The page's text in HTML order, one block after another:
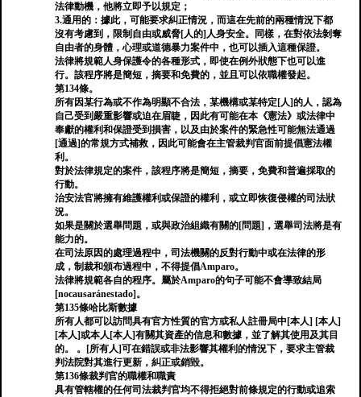
法律動機，他將立即予以規定；
3.通用的：據此，可能要求糾正情況，而這在先前的兩種情況下都
沒有考慮到，限制自由或威脅[人的]人身安全。同樣，在對依法剝奪
自由者的身體，心理或道德暴力案件中，也可以插入這種保證。
法律將規範人身保護令的各種形式，即使在例外狀態下也可以進
行。該程序將是簡短，摘要和免費的，並且可以依職權發起。
第134條。
所有因某行為或不作為明顯不合法，某機構或某特定[人]的人，認為
自己受到嚴重影響或迫在眉睫，因此有可能在本《憲法》或法律中
奉獻的權利和保證受到損害，以及由於案件的緊急性可能無法通過
[通過]的常規方式補救，因此可能會在主管裁判官面前提倡憲法權
利。
對於法律規定的案件，該程序將是簡短，摘要，免費和普遍採取的
行動。
治安法官將擁有維護權利或保證的權利，或立即恢復侵權的司法狀
況。
如果是關於選舉問題，或與政治組織有關的[問題]，選舉司法將是有
能力的。
在司法原因的處理過程中，司法機關的反對行動中或在法律的形
成，制裁和頒布過程中，不得提倡Amparo。
法律將規範各自的程序。屬於Amparo的句子可能不會導致結局
[nocausaránestado]。
第135條哈比斯數據
所有人都可以訪問具有官方性質的官方或私人註冊局中[本人] [本人]
[本人]或本人[本人]有關其資產的信息和數據，並了解其使用及其目
的。 。[所有人]可在錯誤或非法影響其權利的情況下，要求主管裁
判法院對其進行更新，糾正或銷毀。
第136條裁判官的職權和職責
具有管轄權的任何司法裁判官均不得拒絕對前條規定的行動或追索